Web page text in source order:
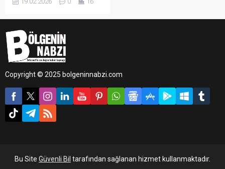
Meclisi Genel Kurulu’nda
sorunları gündeme taşıdı.
Copyright © 2025 bolgeninnabzi.com
Bu Site Güvenli Bil tarafından sağlanan hizmet kullanmaktadır.